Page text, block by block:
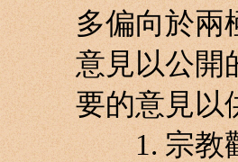
多偏向於兩
意見以公開
要的意見以
1. 宗教觀